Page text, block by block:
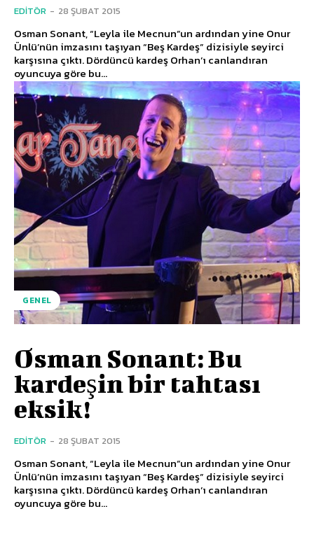
EDITÖR - 28 ŞUBAT 2015
Osman Sonant, “Leyla ile Mecnun”un ardından yine Onur
Ünlü’nün imzasını taşıyan “Beş Kardeş” dizisiyle seyirci
karşısına çıktı. Dördüncü kardeş Orhan’ı canlandıran
oyuncuya göre bu...
GENEL
Osman Sonant: Bu
kardeşin bir tahtası
eksik!
EDITÖR - 28 ŞUBAT 2015
Osman Sonant, “Leyla ile Mecnun”un ardından yine Onur
Ünlü’nün imzasını taşıyan “Beş Kardeş” dizisiyle seyirci
karşısına çıktı. Dördüncü kardeş Orhan’ı canlandıran
oyuncuya göre bu...